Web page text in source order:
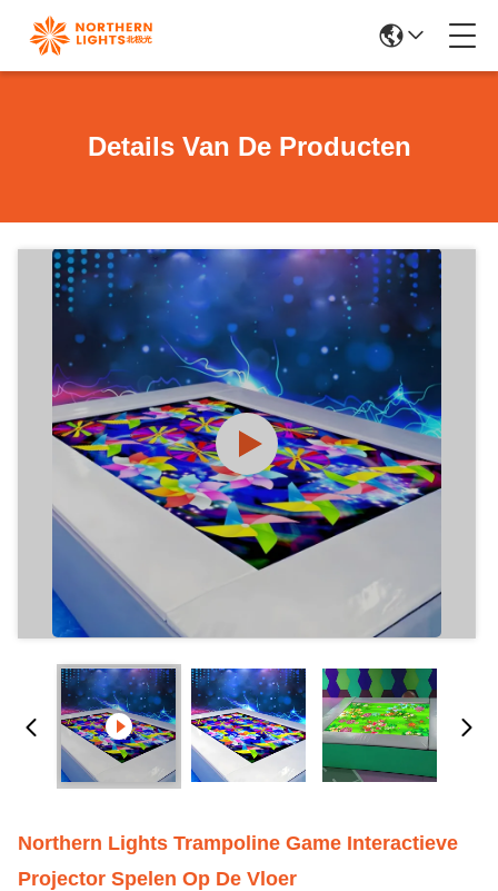
Details Van De Producten
Northern Lights Trampoline Game Interactieve
Projector Spelen Op De Vloer